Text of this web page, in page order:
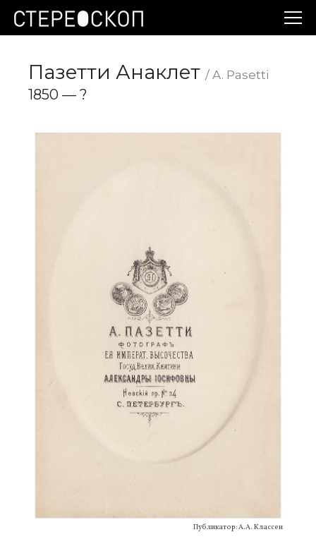
Пазетти Анаклет/ A. Pasetti
1850 — ?
Публикатор: А.А. Классен